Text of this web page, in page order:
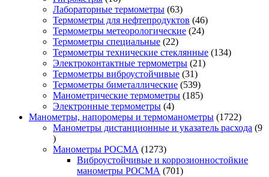
товаров
Лабораторные термометры 6363
товара
Термометры для нефтепродуктов 4646
Термометры метеорологические 2424
Термометры специальные 2222
товара
Термометры технические стеклянные 134134
Электроконтактные термометры 2121
Термометры виброустойчивые 3131
товар
Термометры биметаллические 539539
товаров
Манометрические термометры 185185
Электронные термометры 44
товара
Манометры, напоромеры и термоманометры 17221722
товара
Манометры дистанционные и указатель расхода 9
9
товаров
Манометры РОСМА 12731273
товара
Виброустойчивые и коррозионностойкие
манометры РОСМА
701701